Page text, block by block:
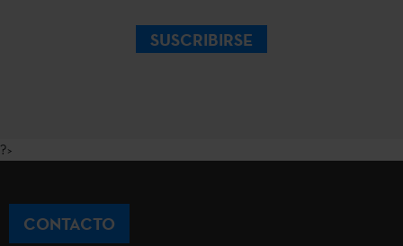
SUSCRIBIRSE
?>
CONTACTO